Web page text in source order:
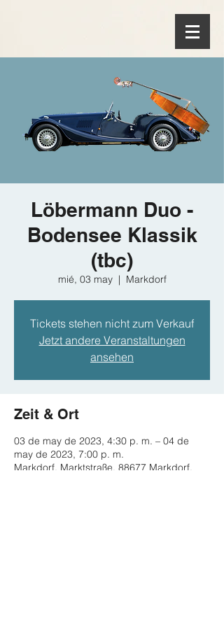
Löbermann Duo -
Bodensee Klassik
(tbc)
mié, 03 may
  |
Markdorf
Tickets stehen nicht zum Verkauf
Jetzt andere Veranstaltungen
ansehen
Zeit & Ort
03 de may de 2023, 4:30 p. m. – 04 de
may de 2023, 7:00 p. m.
Markdorf, Marktstraße, 88677 Markdorf,